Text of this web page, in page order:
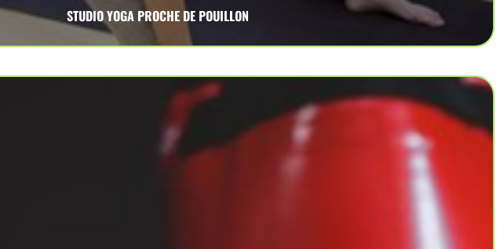
STUDIO YOGA PROCHE DE POUILLON
yoga coaching, yoga training, yoga exercices, studio yoga proche de Pouillon